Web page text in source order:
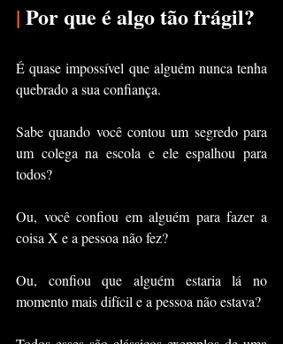
| Por que é algo tão frágil?
É quase impossível que alguém nunca tenha
quebrado a sua confiança.
Sabe quando você contou um segredo para
um colega na escola e ele espalhou para
todos?
Ou, você confiou em alguém para fazer a
coisa X e a pessoa não fez?
Ou, confiou que alguém estaria lá no
momento mais difícil e a pessoa não estava?